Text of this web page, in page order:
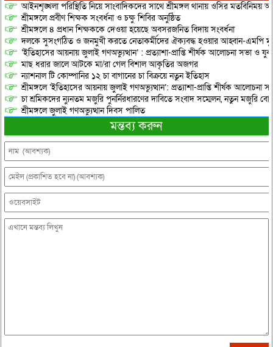
আইনশৃঙ্খলা পরিস্থিতি নিয়ে সাংবাদিকদের সাথে শ্রীমঙ্গল থানায় ওসির মতবিনিময়
শ্রীমঙ্গলে প্রবীণ শিক্ষক সংবর্ধনা ও চক্ষু শিবির অনুষ্ঠিত
শ্রীমঙ্গলে ৪ প্রধান শিক্ষককে দেওয়া হয়েছে অবসরজনিত বিদায় সংবর্ধনা
দলকে সুসংগঠিত ও জনমুখী করতে নেতাকর্মীদের ঐক্যবদ্ধ হওয়ার আহ্বান-এমপি
‘ইতিহাসের আয়নায় জুলাই গণঅভ্যুত্থান’ : প্রত্যাশা-প্রাপ্তি শীর্ষক আলোচনা সভা ও
মাছ ধরার জালে আটকে মা/রা গেল বিশাল আকৃতির অজগর
ন্যাশনাল টি কোম্পানির ১২ চা বাগানের চা বিক্রয়ে নতুন ইতিহাস
শ্রীমঙ্গলে ‘ইতিহাসের আয়নায় জুলাই গণঅভ্যুত্থান’: প্রত্যাশা-প্রাপ্তি শীর্ষক আলোচনা
চা শ্রমিকদের ন্যুনতম মজুরি পুনর্নিরধারণের দাবিতে সংবাদ সম্মেলন, নতুন মজুরি
শ্রীমঙ্গলে জুলাই গণঅভ্যুত্থান দিবস পালিত
মন্তব্য করুন